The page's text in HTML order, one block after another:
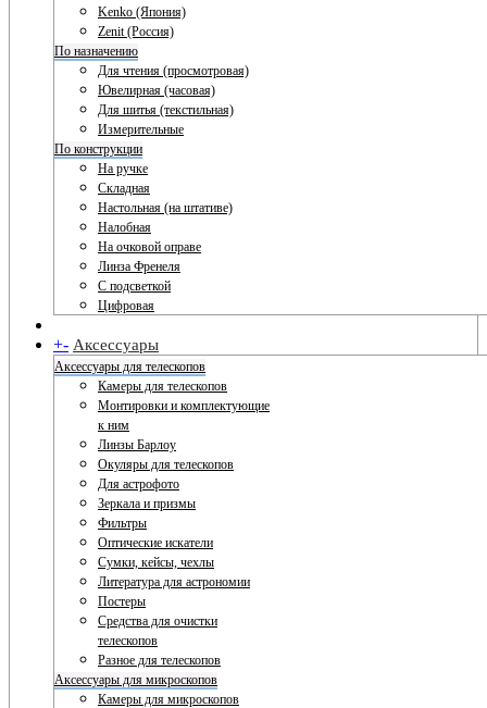
Kenko (Япония)
Zenit (Россия)
По назначению
Для чтения (просмотровая)
Ювелирная (часовая)
Для шитья (текстильная)
Измерительные
По конструкции
На ручке
Складная
Настольная (на штативе)
Налобная
На очковой оправе
Линза Френеля
С подсветкой
Цифровая
+- Аксессуары
Аксессуары для телескопов
Камеры для телескопов
Монтировки и комплектующие
к ним
Линзы Барлоу
Окуляры для телескопов
Для астрофото
Зеркала и призмы
Фильтры
Оптические искатели
Сумки, кейсы, чехлы
Литература для астрономии
Постеры
Средства для очистки
телескопов
Разное для телескопов
Аксессуары для микроскопов
Камеры для микроскопов